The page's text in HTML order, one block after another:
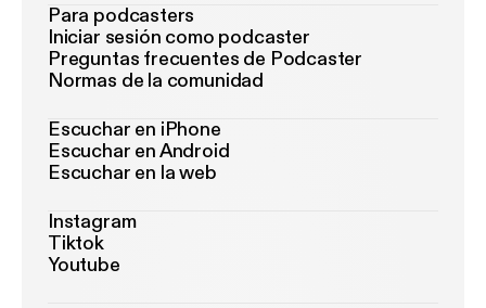
Para podcasters
Iniciar sesión como podcaster
Preguntas frecuentes de Podcaster
Normas de la comunidad
Escuchar en iPhone
Escuchar en Android
Escuchar en la web
Instagram
Tiktok
Youtube